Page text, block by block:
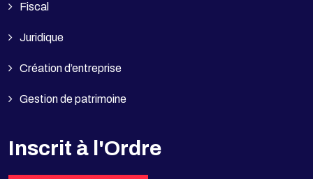
Fiscal
Juridique
Création d’entreprise
Gestion de patrimoine
Inscrit à l'Ordre